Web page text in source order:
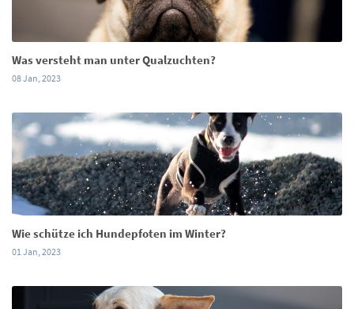
Was versteht man unter Qualzuchten?
08 Jan, 2023
Wie schütze ich Hundepfoten im Winter?
01 Jan, 2023